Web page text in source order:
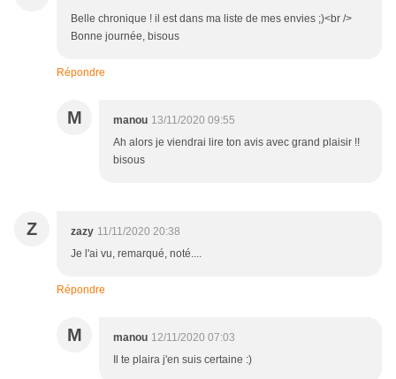
Belle chronique ! il est dans ma liste de mes envies ;)<br />
Bonne journée, bisous
Répondre
M manou 13/11/2020 09:55
Ah alors je viendrai lire ton avis avec grand plaisir !!
bisous
Z zazy 11/11/2020 20:38
Je l'ai vu, remarqué, noté....
Répondre
M manou 12/11/2020 07:03
Il te plaira j'en suis certaine :)